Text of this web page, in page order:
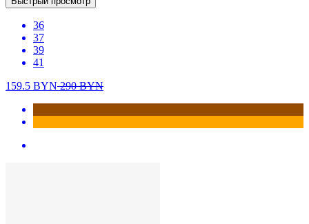
36
37
39
41
159.5 BYN290BYN